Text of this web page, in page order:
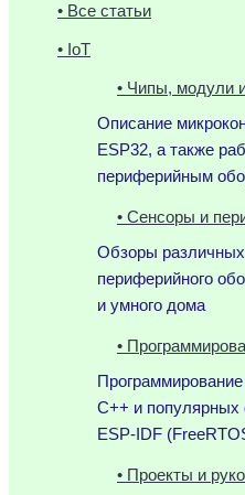
• Все статьи
• IoT
• Чипы, модули
Описание
ESP32, а также
периферийным
• Сенсоры и
Обзоры различных
периферийного
и умного дома
•
C++ и популярных
ESP-IDF
• Проекты и